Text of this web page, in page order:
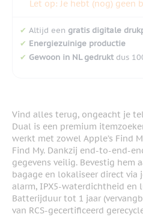
Let op: Je hebt (nog) geen
✔ Altijd een gratis digitale
✔ Energiezuinige productie
✔ Gewoon in NL gedruktdus
Vind alles terug, ongeacht je
Dual is een premium
werkt met zowel Apple’s Find
Find My. Dankzij end-to-end-
gegevens veilig. Bevestig hem
bagage en lokaliseer direct via
alarm, IPX5-waterdichtheid en
Batterijduur tot 1 jaar
van RCS-gecertificeerd